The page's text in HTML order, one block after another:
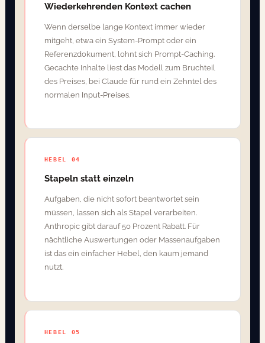
Wiederkehrenden Kontext cachen
Wenn derselbe lange Kontext immer wieder
mitgeht, etwa ein System-Prompt oder ein
Referenzdokument, lohnt sich Prompt-Caching.
Gecachte Inhalte liest das Modell zum Bruchteil
des Preises, bei Claude für rund ein Zehntel des
normalen Input-Preises.
HEBEL 04
Stapeln statt einzeln
Aufgaben, die nicht sofort beantwortet sein
müssen, lassen sich als Stapel verarbeiten.
Anthropic gibt darauf 50 Prozent Rabatt. Für
nächtliche Auswertungen oder Massenaufgaben
ist das ein einfacher Hebel, den kaum jemand
nutzt.
HEBEL 05